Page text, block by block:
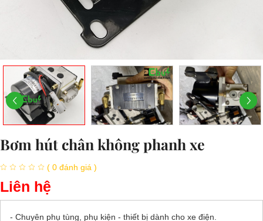
Bơm hút chân không phanh xe
( 0 đánh giá )
Liên hệ
- Chuyên phụ tùng, phụ kiện - thiết bị dành cho xe điện.